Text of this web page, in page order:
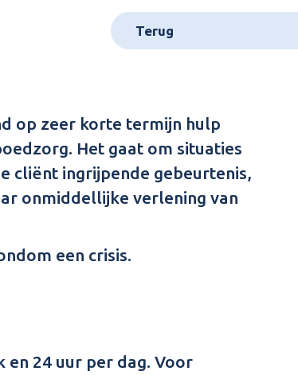
Terug
op zeer korte termijn hulp
Het gaat om situaties
cliënt ingrijpende gebeurtenis,
onmiddellijke verlening van
een crisis.
en 24 uur per dag. Voor